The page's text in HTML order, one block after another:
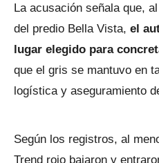
La acusación señala que,
del predio Bella Vista, el
lugar elegido para
que el gris se mantuvo en
logística y aseguramiento
Según los registros, al
Trend rojo bajaron y